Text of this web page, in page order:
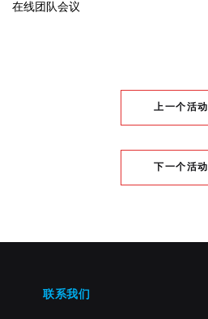
在线团队会议
上一个活动
下一个活动
联系我们